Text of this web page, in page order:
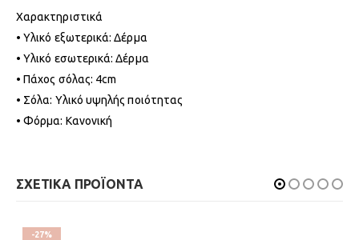
Χαρακτηριστικά
• Υλικό εξωτερικά: Δέρμα
• Υλικό εσωτερικά: Δέρμα
• Πάχος σόλας: 4cm
• Σόλα: Υλικό υψηλής ποιότητας
• Φόρμα: Κανονική
ΣΧΕΤΙΚΑ ΠΡΟΪΟΝΤΑ
-27%